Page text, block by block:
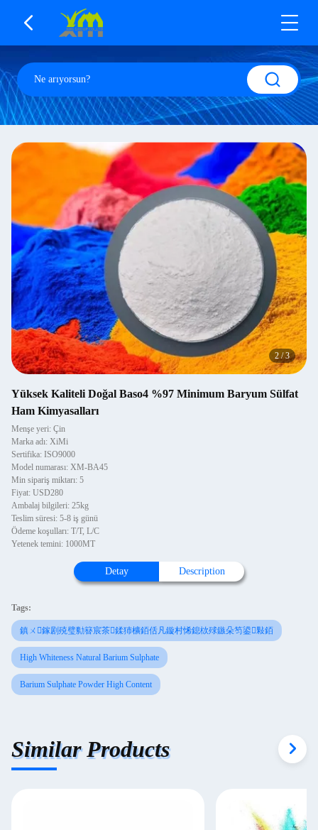
2 /3
Yüksek Kaliteli Doğal Baso4 %97 Minimum Baryum Sülfat
Ham Kimyasalları
Menşe yeri: Çin
Marka adı: XiMi
Sertifika: ISO9000
Model numarası: XM-BA45
Min sipariş miktarı: 5
Fiyat: USD280
Ambalaj bilgileri: 25kg
Teslim süresi: 5-8 iş günü
Ödeme koşulları: T/T, L/C
Yetenek temini: 1000MT
Detay Description
Tags:
鎮ㄨ鎵剧殑璧勬簮宸茶鍒犻櫎銆佸凡鏇村悕鎴栨殏鏃朵笉鍙敤銆
High Whiteness Natural Barium Sulphate
Barium Sulphate Powder High Content
Similar Products